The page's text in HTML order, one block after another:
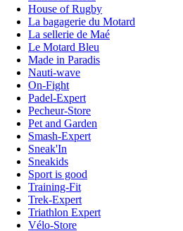
House of Rugby
La bagagerie du Motard
La sellerie de Maé
Le Motard Bleu
Made in Paradis
Nauti-wave
On-Fight
Padel-Expert
Pecheur-Store
Pet and Garden
Smash-Expert
Sneak'In
Sneakids
Sport is good
Training-Fit
Trek-Expert
Triathlon Expert
Vélo-Store